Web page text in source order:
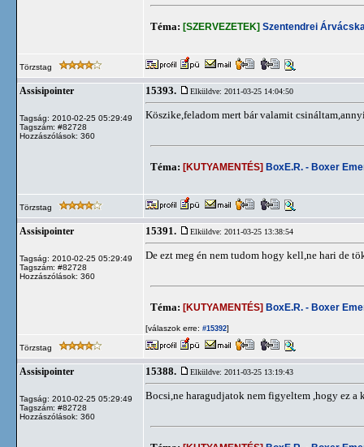
Téma: [SZERVEZETEK] Szentendrei
Törzstag
Assisipointer
Tagság: 2010-02-25 05:29:49
Tagszám: #82728
Hozzászólások: 360
15393. Elküldve: 2011-03-25 14:04:50
Köszike,feladom mert bár valamit
Téma: [KUTYAMENTÉS] BoxE.R. - Boxer
Törzstag
Assisipointer
Tagság: 2010-02-25 05:29:49
Tagszám: #82728
Hozzászólások: 360
15391. Elküldve: 2011-03-25 13:38:54
De ezt meg én nem tudom hogy kell,ne hari de
Téma: [KUTYAMENTÉS] BoxE.R. - Boxer
[válaszok erre: #15392]
Törzstag
Assisipointer
Tagság: 2010-02-25 05:29:49
Tagszám: #82728
Hozzászólások: 360
15388. Elküldve: 2011-03-25 13:19:43
Bocsi,ne haragudjatok nem figyeltem ,hogy ez a